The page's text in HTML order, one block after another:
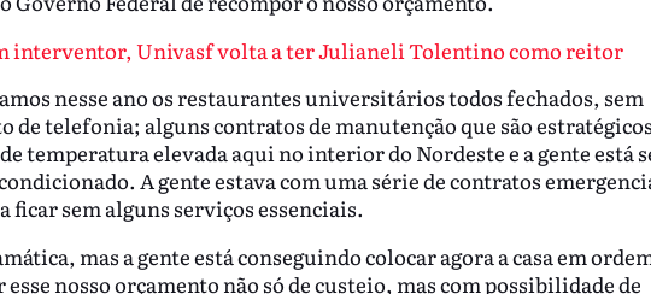
interventor, Univasf volta a ter Julianeli Tolentino como reitor
nesse ano os restaurantes universitários todos fechados, sem
de telefonia; alguns contratos de manutenção que são
temperatura elevada aqui no interior do Nordeste e a gente está
A gente estava com uma série de contratos
ficar sem alguns serviços essenciais.
mas a gente está conseguindo colocar agora a casa em
nosso orçamento não só de custeio, mas com possibilidade de